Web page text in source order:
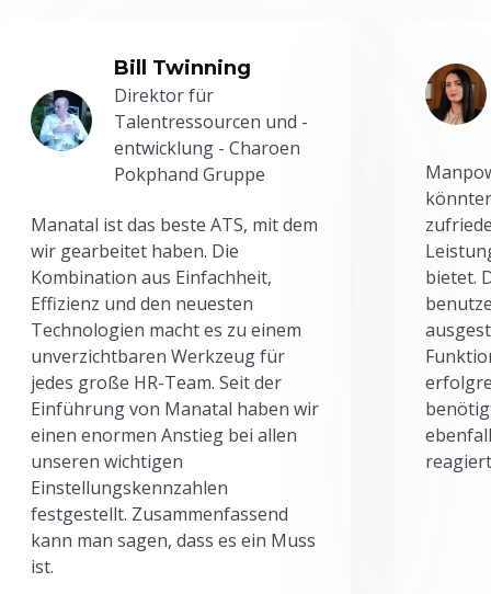
Bill Twinning
Direktor für
Talentressourcen und -
entwicklung - Charoen
Pokphand Gruppe
Manatal ist das beste ATS, mit dem
wir gearbeitet haben. Die
Kombination aus Einfachheit,
Effizienz und den neuesten
Technologien macht es zu einem
unverzichtbaren Werkzeug für
jedes große HR-Team. Seit der
Einführung von Manatal haben wir
einen enormen Anstieg bei allen
unseren wichtigen
Einstellungskennzahlen
festgestellt. Zusammenfassend
kann man sagen, dass es ein Muss
ist.
bietet.